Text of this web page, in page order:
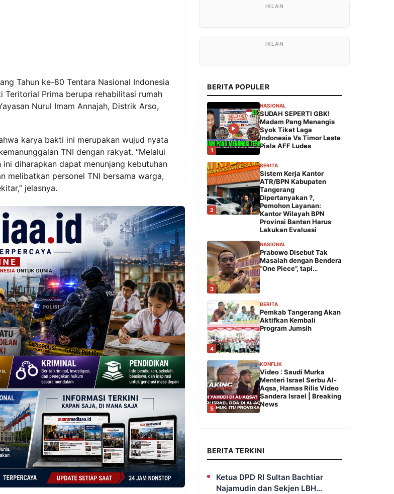
Tahun ke-80 Tentara Nasional Indonesia
Teritorial Prima berupa rehabilitasi rumah
Nurul Imam Annajah, Distrik Arso,
karya bakti ini merupakan wujud nyata
TNI dengan rakyat. “Melalui
diharapkan dapat menunjang kebutuhan
melibatkan personel TNI bersama warga,
jelasnya.
BERITA POPULER
1
NASIONAL
SUDAH SEPERTI GBK!
Madam Pang Menangis
Syok Tiket Laga
Indonesia Vs Timor Leste
Piala AFF Ludes
2
BERITA
Sistem Kerja Kantor
ATR/BPN Kabupaten
Tangerang
Dipertanyakan ?,
Pemohon Layanan:
Kantor Wilayah BPN
Provinsi Banten Harus
Lakukan Evaluasi
3
NASIONAL
Prabowo Disebut Tak
Masalah dengan Bendera
“One Piece”, tapi…
4
BERITA
Pemkab Tangerang Akan
Aktifkan Kembali
Program Jumsih
5
KONFLIK
Video : Saudi Murka
Menteri Israel Serbu Al-
Aqsa, Hamas Rilis Video
Sandera Israel | Breaking
News
BERITA TERKINI
Ketua DPD RI Sultan Bachtiar
Najamudin dan Sekjen LBH